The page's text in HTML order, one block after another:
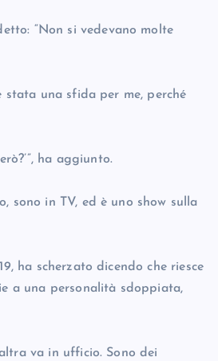
“Non si vedevano molte
una sfida per me, perché
ha aggiunto.
sono in TV, ed è uno show sulla
ha scherzato dicendo che riesce
a una personalità sdoppiata,
va in ufficio. Sono dei